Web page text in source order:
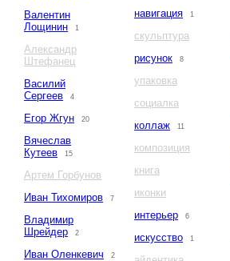
Валентин
Лощинин
1
Александр
Штефанец
Василий
Сергеев
4
Егор Жгун 20
Вячеслав
Кутеев
15
Артем Горбунов
Иван Тихомиров
7
Владимир
Шрейдер
2
Иван Оленкевич 2
навигация
1
скульптура
рисунок
8
упаковка
социалка
коллаж
11
композиция
книга
иконки
интерьер
6
искусство 1